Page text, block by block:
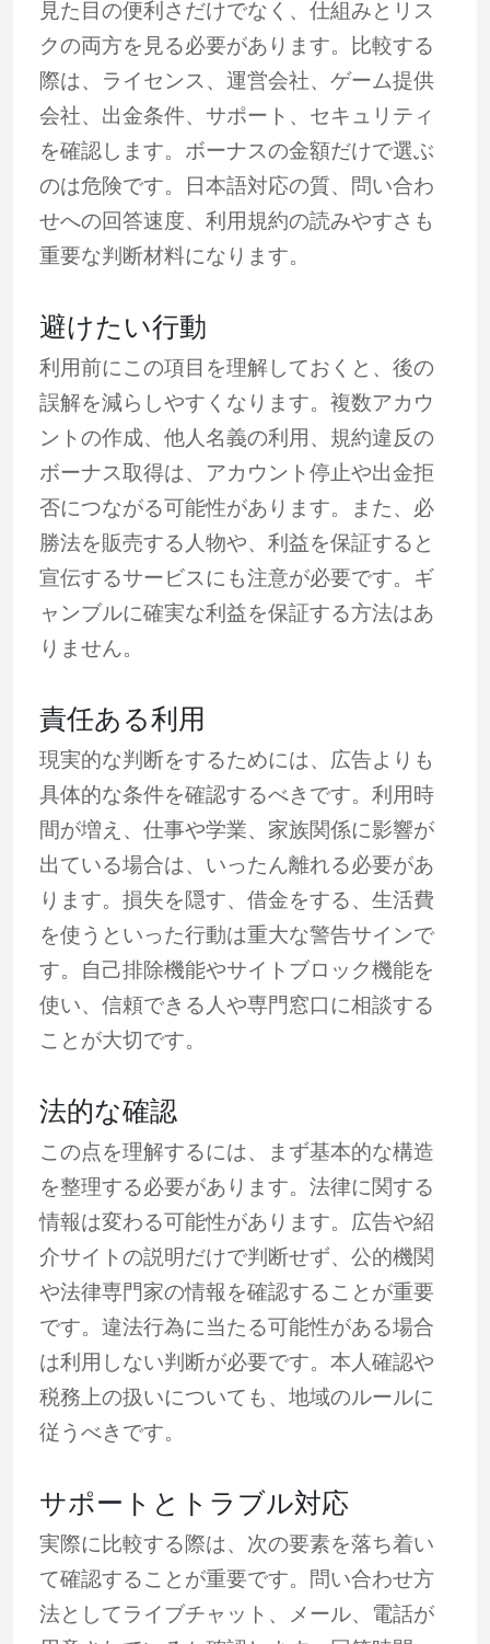
見た目の便利さだけでなく、仕組みとリス
クの両方を見る必要があります。比較する
際は、ライセンス、運営会社、ゲーム提供
会社、出金条件、サポート、セキュリティ
を確認します。ボーナスの金額だけで選ぶ
のは危険です。日本語対応の質、問い合わ
せへの回答速度、利用規約の読みやすさも
重要な判断材料になります。
避けたい行動
利用前にこの項目を理解しておくと、後の
誤解を減らしやすくなります。複数アカウ
ントの作成、他人名義の利用、規約違反の
ボーナス取得は、アカウント停止や出金拒
否につながる可能性があります。また、必
勝法を販売する人物や、利益を保証すると
宣伝するサービスにも注意が必要です。ギ
ャンブルに確実な利益を保証する方法はあ
りません。
責任ある利用
現実的な判断をするためには、広告よりも
具体的な条件を確認するべきです。利用時
間が増え、仕事や学業、家族関係に影響が
出ている場合は、いったん離れる必要があ
ります。損失を隠す、借金をする、生活費
を使うといった行動は重大な警告サインで
す。自己排除機能やサイトブロック機能を
使い、信頼できる人や専門窓口に相談する
ことが大切です。
法的な確認
この点を理解するには、まず基本的な構造
を整理する必要があります。法律に関する
情報は変わる可能性があります。広告や紹
介サイトの説明だけで判断せず、公的機関
や法律専門家の情報を確認することが重要
です。違法行為に当たる可能性がある場合
は利用しない判断が必要です。本人確認や
税務上の扱いについても、地域のルールに
従うべきです。
サポートとトラブル対応
実際に比較する際は、次の要素を落ち着い
て確認することが重要です。問い合わせ方
法としてライブチャット、メール、電話が